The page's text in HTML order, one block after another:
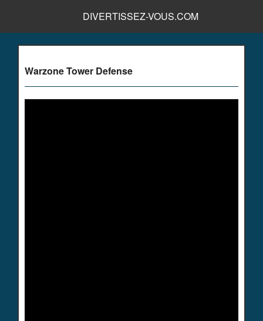
DIVERTISSEZ-VOUS.COM
Warzone Tower Defense